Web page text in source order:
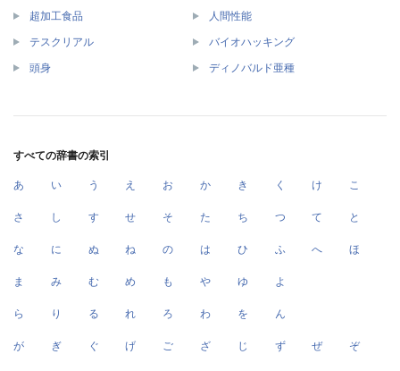
超加工食品 人間性能
テスクリアル バイオハッキング
頭身 ディノバルド亜種
すべての辞書の索引
あ い う え お か き く け こ
さ し す せ そ た ち つ て と
な に ぬ ね の は ひ ふ へ ほ
ま み む め も や ゆ よ
ら り る れ ろ わ を ん
が ぎ ぐ げ ご ざ じ ず ぜ ぞ